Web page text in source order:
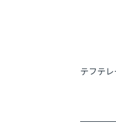
テフテ